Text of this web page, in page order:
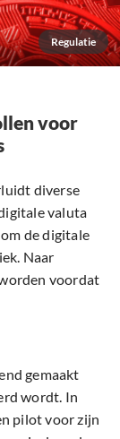
Regulatie
voor
diverse
valuta
de digitale
Naar
voordat
gemaakt
wordt. In
pilot voor zijn